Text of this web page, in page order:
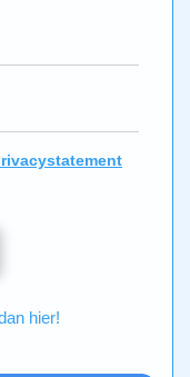
hier!